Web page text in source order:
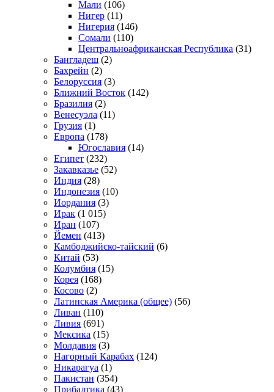
Мали (106)
Нигер (11)
Нигерия (146)
Сомали (110)
Центральноафриканская Республика (31)
Бангладеш (2)
Бахрейн (2)
Белоруссия (3)
Ближний Восток (142)
Бразилия (2)
Венесуэла (11)
Грузия (1)
Европа (178)
Югославия (14)
Египет (232)
Закавказье (52)
Индия (28)
Индонезия (10)
Иордания (3)
Ирак (1 015)
Иран (107)
Йемен (413)
Камбоджийско-тайский (6)
Китай (53)
Колумбия (15)
Корея (168)
Косово (2)
Латинская Америка (общее) (56)
Ливан (110)
Ливия (691)
Мексика (15)
Молдавия (3)
Нагорный Карабах (124)
Никарагуа (1)
Пакистан (354)
Прибалтика (43)